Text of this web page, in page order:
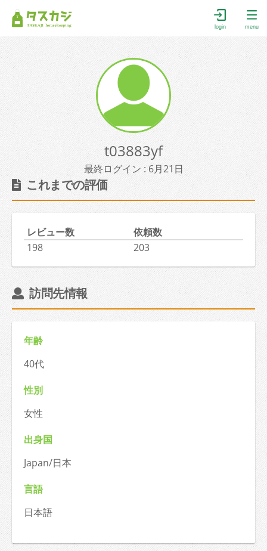
login menu
t03883yf
最終ログイン : 6月21日
これまでの評価
レビュー数
198
依頼数
203
訪問先情報
年齢
40代
性別
女性
出身国
Japan/日本
言語
日本語